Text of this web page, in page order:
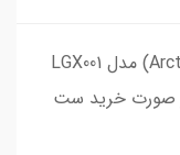
صورت خرید ست